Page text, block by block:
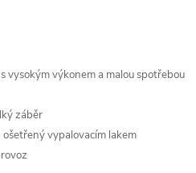
vysokým výkonem a malou spotřebou
záběr
vypalovacím lakem